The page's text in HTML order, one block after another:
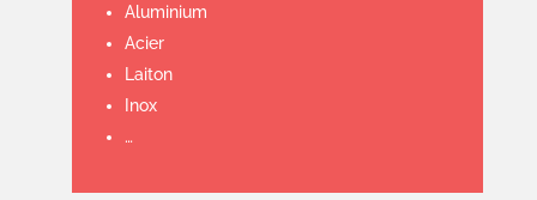
Aluminium
Acier
Laiton
Inox
…